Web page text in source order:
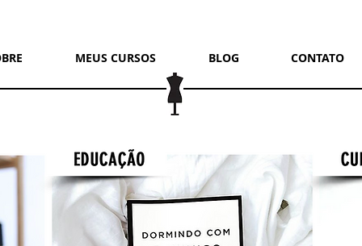
MEUS CURSOS BLOG CONTATO